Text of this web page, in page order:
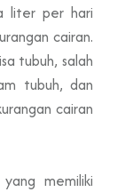
liter per hari
cairan.
tubuh, salah
tubuh, dan
cairan
memiliki